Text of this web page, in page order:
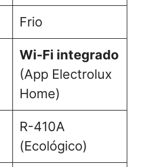
Frio
Wi-Fi integrado
(App Electrolux
Home)
R-410A
(Ecológico)